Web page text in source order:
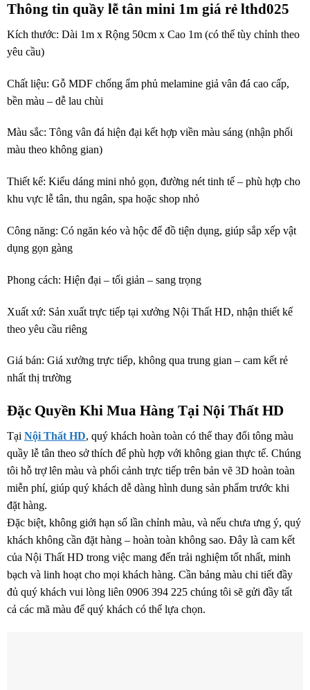
Thông tin quầy lễ tân mini 1m giá rẻ lthd025
Kích thước: Dài 1m x Rộng 50cm x Cao 1m (có thể tùy chỉnh theo
yêu cầu)
Chất liệu: Gỗ MDF chống ẩm phủ melamine giả vân đá cao cấp,
bền màu – dễ lau chùi
Màu sắc: Tông vân đá hiện đại kết hợp viền màu sáng (nhận phối
màu theo không gian)
Thiết kế: Kiểu dáng mini nhỏ gọn, đường nét tinh tế – phù hợp cho
khu vực lễ tân, thu ngân, spa hoặc shop nhỏ
Công năng: Có ngăn kéo và hộc để đồ tiện dụng, giúp sắp xếp vật
dụng gọn gàng
Phong cách: Hiện đại – tối giản – sang trọng
Xuất xứ: Sản xuất trực tiếp tại xưởng Nội Thất HD, nhận thiết kế
theo yêu cầu riêng
Giá bán: Giá xưởng trực tiếp, không qua trung gian – cam kết rẻ
nhất thị trường
Đặc Quyền Khi Mua Hàng Tại Nội Thất HD
Tại Nội Thất HD, quý khách hoàn toàn có thể thay đổi tông màu
quầy lễ tân theo sở thích để phù hợp với không gian thực tế. Chúng
tôi hỗ trợ lên màu và phối cảnh trực tiếp trên bản vẽ 3D hoàn toàn
miễn phí, giúp quý khách dễ dàng hình dung sản phẩm trước khi
đặt hàng.
Đặc biệt, không giới hạn số lần chỉnh màu, và nếu chưa ưng ý, quý
khách không cần đặt hàng – hoàn toàn không sao. Đây là cam kết
của Nội Thất HD trong việc mang đến trải nghiệm tốt nhất, minh
bạch và linh hoạt cho mọi khách hàng. Cần bảng màu chi tiết đầy
đủ quý khách vui lòng liên 0906 394 225 chúng tôi sẽ gửi đầy tất
cả các mã màu để quý khách có thể lựa chọn.